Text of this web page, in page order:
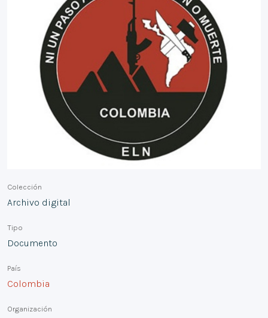
Colección
Archivo digital
Tipo
Documento
País
Colombia
Organización